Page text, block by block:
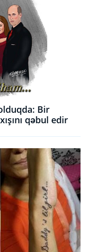
Bir
qəbul edir